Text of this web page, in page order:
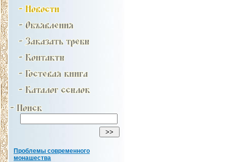
Проблемы современного
монашества